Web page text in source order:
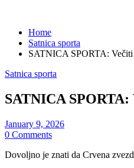
Home
Satnica sporta
SATNICA SPORTA: Večiti
Satnica sporta
SATNICA SPORTA:
January 9, 2026
0 Comments
Dovoljno je znati da Crvena